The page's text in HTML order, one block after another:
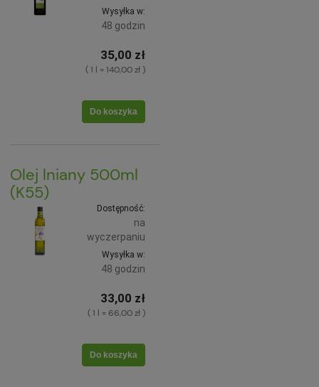
Wysyłka w:
48 godzin
35,00 zł
( 1 l = 140,00 zł )
Do koszyka
Olej lniany 500ml
(K55)
Dostępność:
na
wyczerpaniu
Wysyłka w:
48 godzin
33,00 zł
( 1 l = 66,00 zł )
Do koszyka